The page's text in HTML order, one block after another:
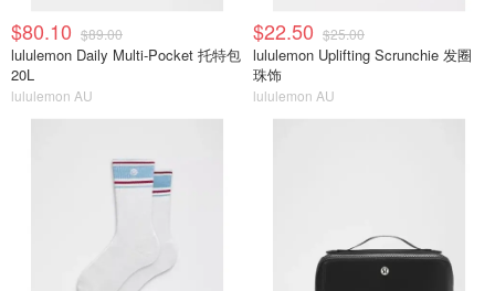
$80.10 $89.00
lululemon Daily Multi-Pocket 托特包
20L
lululemon AU
$22.50 $25.00
lululemon Uplifting Scrunchie 发圈
珠饰
lululemon AU